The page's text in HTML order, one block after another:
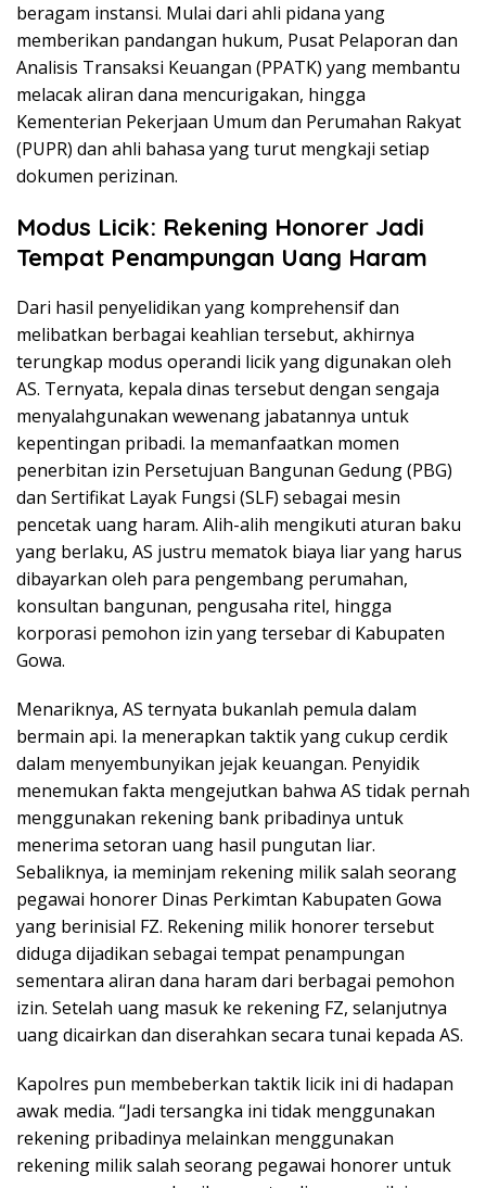
beragam instansi. Mulai dari ahli pidana yang
memberikan pandangan hukum, Pusat Pelaporan dan
Analisis Transaksi Keuangan (PPATK) yang membantu
melacak aliran dana mencurigakan, hingga
Kementerian Pekerjaan Umum dan Perumahan Rakyat
(PUPR) dan ahli bahasa yang turut mengkaji setiap
dokumen perizinan.
Modus Licik: Rekening Honorer Jadi
Tempat Penampungan Uang Haram
Dari hasil penyelidikan yang komprehensif dan
melibatkan berbagai keahlian tersebut, akhirnya
terungkap modus operandi licik yang digunakan oleh
AS. Ternyata, kepala dinas tersebut dengan sengaja
menyalahgunakan wewenang jabatannya untuk
kepentingan pribadi. Ia memanfaatkan momen
penerbitan izin Persetujuan Bangunan Gedung (PBG)
dan Sertifikat Layak Fungsi (SLF) sebagai mesin
pencetak uang haram. Alih-alih mengikuti aturan baku
yang berlaku, AS justru mematok biaya liar yang harus
dibayarkan oleh para pengembang perumahan,
konsultan bangunan, pengusaha ritel, hingga
korporasi pemohon izin yang tersebar di Kabupaten
Gowa.
Menariknya, AS ternyata bukanlah pemula dalam
bermain api. Ia menerapkan taktik yang cukup cerdik
dalam menyembunyikan jejak keuangan. Penyidik
menemukan fakta mengejutkan bahwa AS tidak pernah
menggunakan rekening bank pribadinya untuk
menerima setoran uang hasil pungutan liar.
Sebaliknya, ia meminjam rekening milik salah seorang
pegawai honorer Dinas Perkimtan Kabupaten Gowa
yang berinisial FZ. Rekening milik honorer tersebut
diduga dijadikan sebagai tempat penampungan
sementara aliran dana haram dari berbagai pemohon
izin. Setelah uang masuk ke rekening FZ, selanjutnya
uang dicairkan dan diserahkan secara tunai kepada AS.
Kapolres pun membeberkan taktik licik ini di hadapan
awak media. “Jadi tersangka ini tidak menggunakan
rekening pribadinya melainkan menggunakan
rekening milik salah seorang pegawai honorer untuk